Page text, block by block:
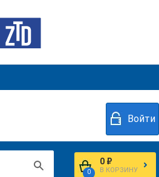
Войти
0
0 ₽
В КОРЗИНУ